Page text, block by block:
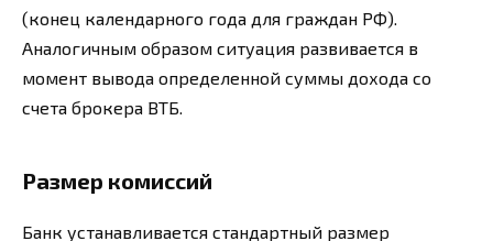
(конец календарного года для граждан РФ).
Аналогичным образом ситуация развивается в
момент вывода определенной суммы дохода со
счета брокера ВТБ.
Размер комиссий
Банк устанавливается стандартный размер